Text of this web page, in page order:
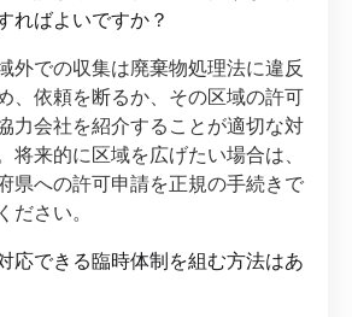
ればよいですか？
外での収集は廃棄物処理法に違反
、依頼を断るか、その区域の許可
力会社を紹介することが適切な対
将来的に区域を広げたい場合は、
県への許可申請を正規の手続きで
ださい。
応できる臨時体制を組む方法はあ